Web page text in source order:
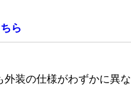
ら
装の仕様がわずかに異